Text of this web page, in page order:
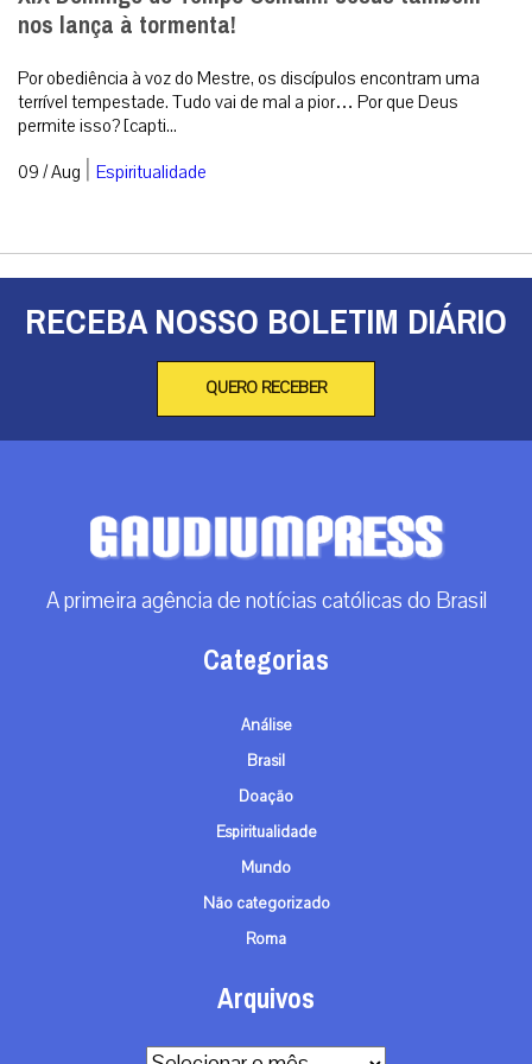
nos lança à tormenta!
Por obediência à voz do Mestre, os discípulos encontram uma
terrível tempestade. Tudo vai de mal a pior… Por que Deus
permite isso? [capti...
09 / Aug | Espiritualidade
RECEBA NOSSO BOLETIM DIÁRIO
QUERO RECEBER
A primeira agência de notícias católicas do Brasil
Categorias
Análise
Brasil
Doação
Espiritualidade
Mundo
Não categorizado
Roma
Arquivos